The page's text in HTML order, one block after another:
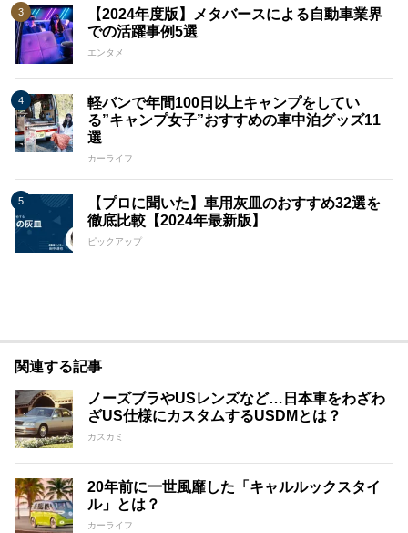
【2024年度版】メタバースによる自動車業界
での活躍事例5選
エンタメ
軽バンで年間100日以上キャンプをしてい
る”キャンプ女子”おすすめの車中泊グッズ11
選
カーライフ
【プロに聞いた】車用灰皿のおすすめ32選を
徹底比較【2024年最新版】
ピックアップ
関連する記事
ノーズブラやUSレンズなど…日本車をわざわ
ざUS仕様にカスタムするUSDMとは？
カスカミ
20年前に一世風靡した「キャルルックスタイ
ル」とは？
カーライフ